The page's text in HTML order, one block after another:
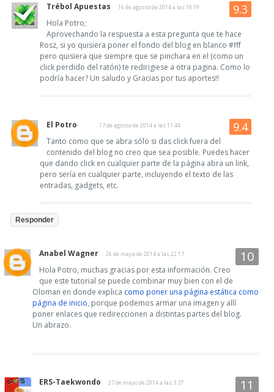
Trébol Apuestas 16 de agosto de 2014 a las 10:19
Hola Potro;
Aprovechando la respuesta a esta pregunta que te hace
Rosz, si yo quisiera poner el fondo del blog en blanco #fff
pero quisiera que siempre que se pinchara en el (como un
click perdido del ratón) te redirigiese a otra pagina. Como lo
podría hacer? Un saludo y Gracias por tus aportes!!
El Potro 17 de agosto de 2014 a las 11:44
Tanto como que se abra sólo si das click fuera del
contenido del blog no creo que sea posible. Puedes hacer
que dando click en cualquier parte de la página abra un link,
pero sería en cualquier parte, incluyendo el texto de las
entradas, gadgets, etc.
Responder
Anabel Wagner 26 de mayo de 2014 a las 22:17
Hola Potro, muchas gracias por esta información. Creo
que este tutorial se puede combinar muy bien con el de
Oloman en donde explica como poner una página estática como
página de inicio, porque podemos armar una imagen y allí
poner enlaces que redireccionen a distintas partes del blog.
Un abrazo.
ERS-Taekwondo 27 de mayo de 2014 a las 3:37